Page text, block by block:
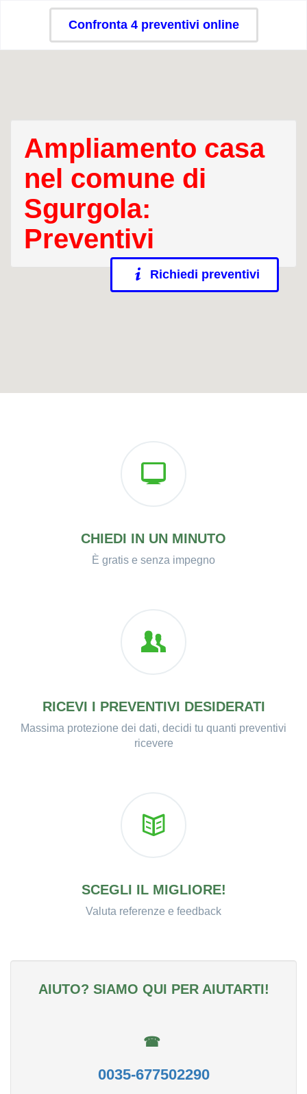
Confronta 4 preventivi online
Ampliamento casa
nel comune di
Sgurgola:
Preventivi
Richiedi preventivi
CHIEDI IN UN MINUTO
È gratis e senza impegno
RICEVI I PREVENTIVI DESIDERATI
Massima protezione dei dati, decidi tu quanti preventivi
ricevere
SCEGLI IL MIGLIORE!
Valuta referenze e feedback
AIUTO? SIAMO QUI PER AIUTARTI!
☎
0035-677502290